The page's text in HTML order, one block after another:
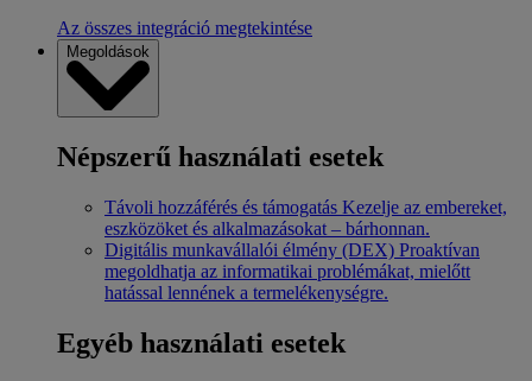
Az összes integráció megtekintése
Megoldások
Népszerű használati esetek
Távoli hozzáférés és támogatás Kezelje az embereket,
eszközöket és alkalmazásokat – bárhonnan.
Digitális munkavállalói élmény (DEX) Proaktívan
megoldhatja az informatikai problémákat, mielőtt
hatással lennének a termelékenységre.
Egyéb használati esetek